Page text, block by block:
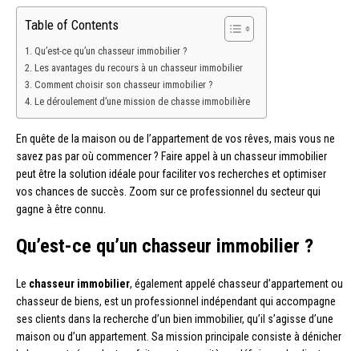
Table of Contents
Qu’est-ce qu’un chasseur immobilier ?
Les avantages du recours à un chasseur immobilier
Comment choisir son chasseur immobilier ?
Le déroulement d’une mission de chasse immobilière
En quête de la maison ou de l’appartement de vos rêves, mais vous ne
savez pas par où commencer ? Faire appel à un chasseur immobilier
peut être la solution idéale pour faciliter vos recherches et optimiser
vos chances de succès. Zoom sur ce professionnel du secteur qui
gagne à être connu.
Qu’est-ce qu’un chasseur immobilier ?
Le chasseur immobilier, également appelé chasseur d’appartement ou
chasseur de biens, est un professionnel indépendant qui accompagne
ses clients dans la recherche d’un bien immobilier, qu’il s’agisse d’une
maison ou d’un appartement. Sa mission principale consiste à dénicher